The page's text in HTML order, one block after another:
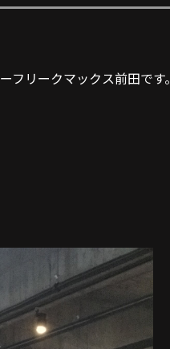
リークマックス前田です。